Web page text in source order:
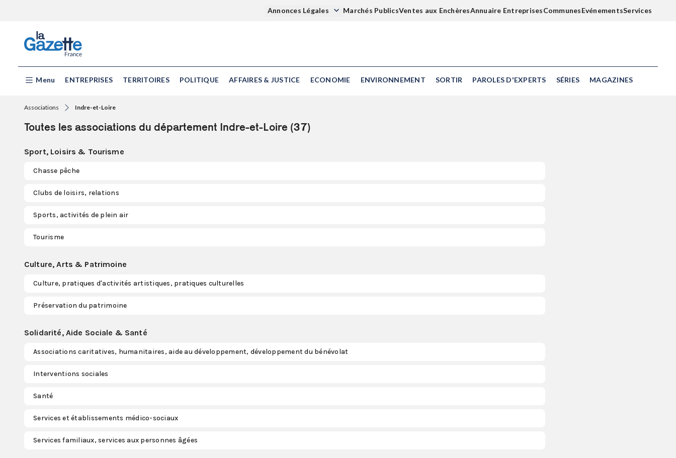
Annonces Légales Marchés PublicsVentes aux EnchèresAnnuaire EntreprisesCommunesEvénementsServices
Menu ENTREPRISES TERRITOIRES POLITIQUE AFFAIRES & JUSTICE ECONOMIE ENVIRONNEMENT SORTIR PAROLES D'EXPERTS SÉRIES MAGAZINES
Associations Indre-et-Loire
Toutes les associations du département Indre-et-Loire (37)
Sport, Loisirs & Tourisme
Chasse pêche
Clubs de loisirs, relations
Sports, activités de plein air
Tourisme
Culture, Arts & Patrimoine
Culture, pratiques d'activités artistiques, pratiques culturelles
Préservation du patrimoine
Solidarité, Aide Sociale & Santé
Associations caritatives, humanitaires, aide au développement, développement du bénévolat
Interventions sociales
Santé
Services et établissements médico-sociaux
Services familiaux, services aux personnes âgées